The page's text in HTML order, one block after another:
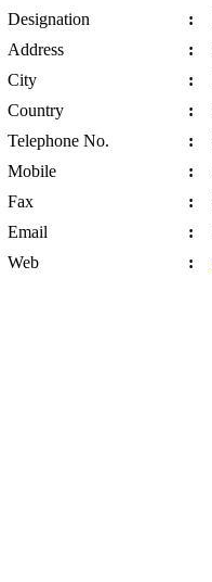
Designation
:
Address
:
City
:
Country
:
Telephone No.
:
Mobile
:
Fax
:
Email
:
Web
: